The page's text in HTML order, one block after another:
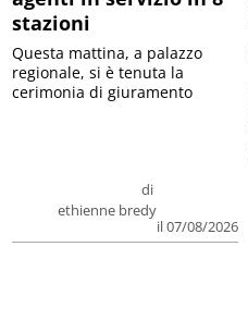
stazioni
di
ethienne bredy
il 07/08/2026
Questa mattina, a palazzo
regionale, si è tenuta la
cerimonia di giuramento